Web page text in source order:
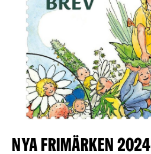
Nya frimärken 2024